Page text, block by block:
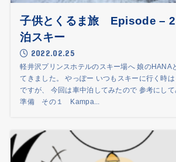
子供とくるま旅 Episode – 2
泊スキー
2022.02.25
軽井沢プリンスホテルのスキー場へ 娘のHANA
てきました。 やっぽー いつもスキーに行く時
ですが、 今回は車中泊してみたので 参考にし
準備 その１ Kampa...